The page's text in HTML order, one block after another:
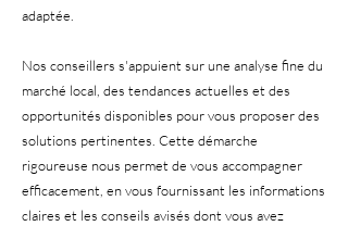
adaptée.
Nos conseillers s'appuient sur une analyse fine du
marché local, des tendances actuelles et des
opportunités disponibles pour vous proposer des
solutions pertinentes. Cette démarche
rigoureuse nous permet de vous accompagner
efficacement, en vous fournissant les informations
claires et les conseils avisés dont vous avez